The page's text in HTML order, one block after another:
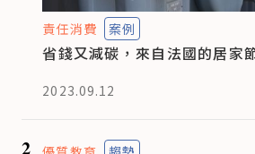
責任消費 案例
省錢又減碳，來自法國的居家
2023.09.12
2